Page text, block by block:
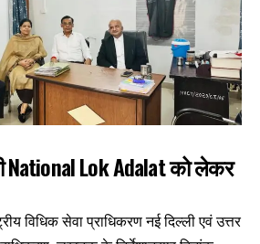
Lok Adalat को लेकर
विधिक सेवा प्राधिकरण नई दिल्ली एवं उत्तर